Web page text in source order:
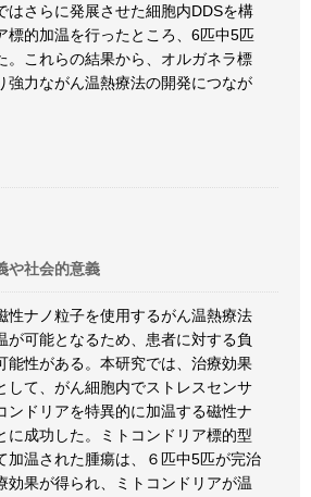
はさらに発展させた細胞内DDSを構
標的加温を行ったところ、6匹中5匹
。これらの結果から、オルガネラ標
強力ながん温熱療法の開発につなが
や社会的意義
性ナノ粒子を使用するがん温熱療法
が可能となるため、患者に対する負
能性がある。本研究では、治療効果
して、がん細胞内でストレスセンサ
ンドリアを特異的に加温する磁性ナ
に成功した。ミトコンドリア標的型
加温された腫瘍は、６匹中5匹が完治
効果が得られ、ミトコンドリアが温